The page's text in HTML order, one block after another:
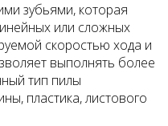
зубьями, которая
или сложных
скоростью хода и
выполнять более
тип пилы
пластика, листового